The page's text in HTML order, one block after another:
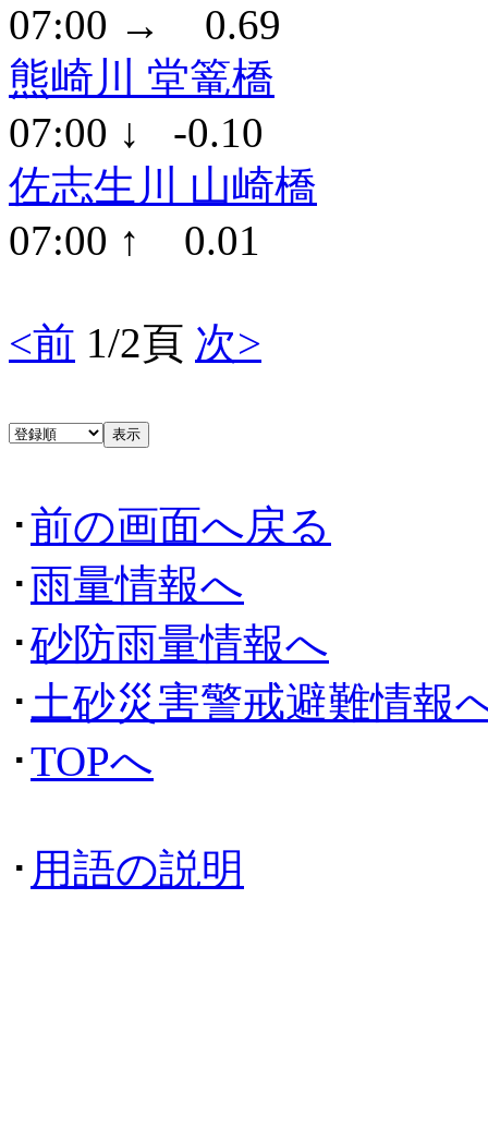
07:00 → 0.69
熊崎川 堂篭橋
07:00 ↓ -0.10
佐志生川 山崎橋
07:00 ↑ 0.01
<前 1/2頁 次>
･前の画面へ戻る
･雨量情報へ
･砂防雨量情報へ
･ 土砂災害警戒避難情報
･TOPへ
･ 用語の説明